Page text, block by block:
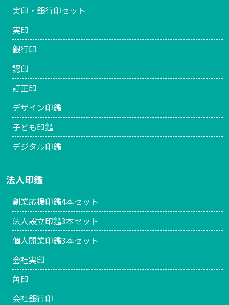
実印・銀行印セット
実印
銀行印
認印
訂正印
デザイン印鑑
子ども印鑑
デジタル印鑑
法人印鑑
創業応援印鑑4本セット
法人設立印鑑3本セット
個人開業印鑑3本セット
会社実印
角印
会社銀行印